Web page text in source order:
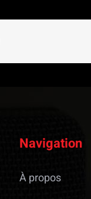
Navigation
À propos